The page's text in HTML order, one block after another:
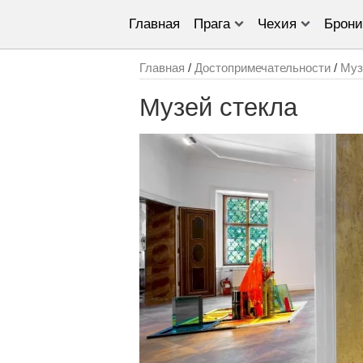
Главная Прага Чехия
Главная / Достопримечательности /
Музей стекла